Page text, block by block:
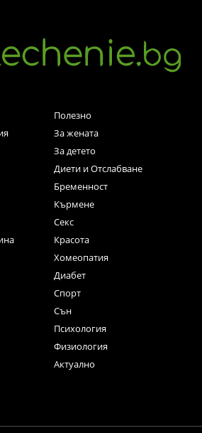
Полезно
За жената
За детето
Диети и Отслабване
Бременност
Кърмене
Секс
Красота
Хомеопатия
Диабет
Спорт
Сън
Психология
Физиология
Актуално